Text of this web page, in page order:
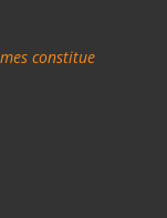
constitue